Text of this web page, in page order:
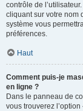
contrôle de
cliquant sur votre nom
système vous
préférences.
Haut
Comment puis-je
en ligne ?
Dans le panneau de
vous trouverez